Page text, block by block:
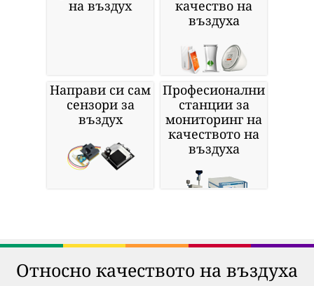
на въздух
качество на
въздуха
Направи си сам
сензори за
въздух
Професионални
станции за
мониторинг на
качеството на
въздуха
Относно качеството на въздуха